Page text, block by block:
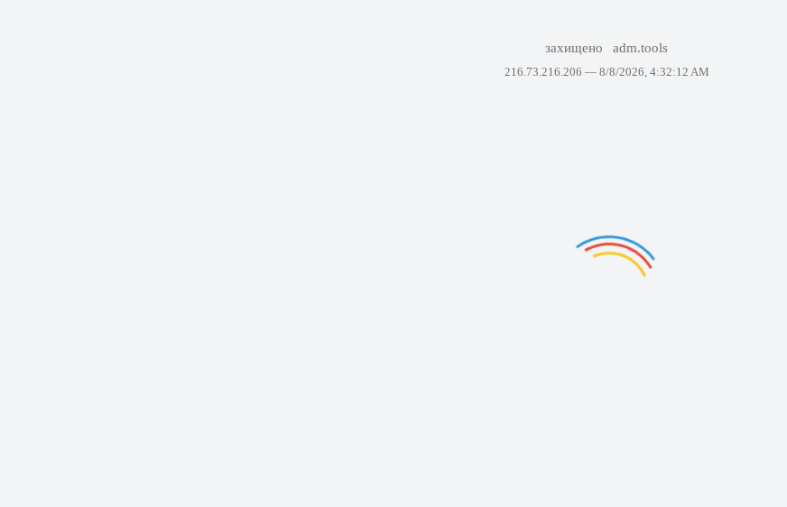
захищено adm.tools
216.73.216.206 — 8/8/2026, 4:32:12 AM